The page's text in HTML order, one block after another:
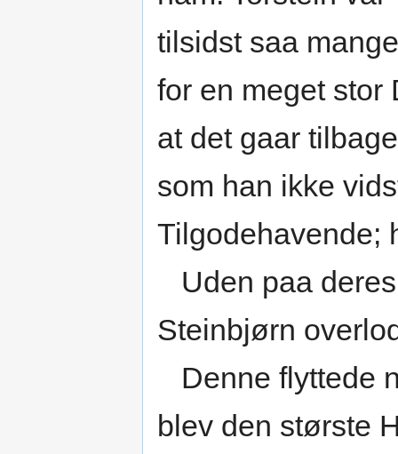
tilsidst saa
for en meget stor
at det gaar
som han ikke
Tilgodehavende;
Uden paa
Steinbjørn
Denne flyttede
blev den største